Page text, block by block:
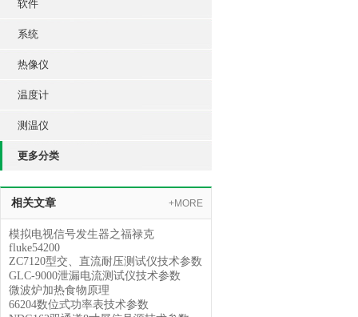
软件
系统
热像仪
温度计
测温仪
更多分类
相关文章 +MORE
模拟电视信号发生器之福禄克
fluke54200
ZC7120型交、直流耐压测试仪技术参数
GLC-9000泄漏电流测试仪技术参数
微波炉加热食物原理
66204数位式功率表技术参数